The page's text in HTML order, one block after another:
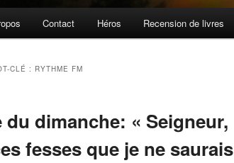
Contact Héros Recension de livres
CLÉ : RYTHME FM
du dimanche: « Seigneur,
fesses que je ne saurais